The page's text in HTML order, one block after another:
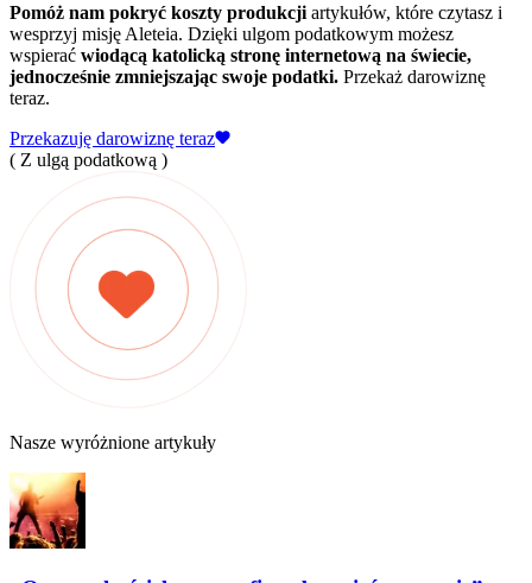
Pomóż nam pokryć koszty produkcji artykułów, które czytasz i
wesprzyj misję Aleteia. Dzięki ulgom podatkowym możesz
wspierać wiodącą katolicką stronę internetową na świecie,
jednocześnie zmniejszając swoje podatki. Przekaż darowiznę
teraz.
Przekazuję darowiznę teraz
( Z ulgą podatkową )
Nasze wyróżnione artykuły